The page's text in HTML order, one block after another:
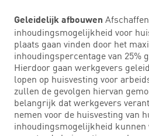
Geleidelijk afbouwen
inhoudingsmogelijkheid voor
plaats gaan vinden door het
inhoudingspercentage van 25%
Hierdoor gaan werkgevers
lopen op huisvesting voor
zullen de gevolgen hiervan
belangrijk dat werkgevers
nemen voor de huisvesting van
inhoudingsmogelijkheid